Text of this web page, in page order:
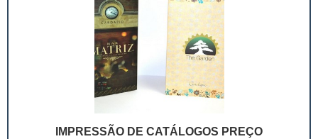
etiquetas adesivas será feito com maquinários
modernos, onde você poderá adquiri-las em rolos por
metragem para facilitar o manuseio, seja para a
organização de lojas, seja para produção de produtos
que utilizam etiquetas em suas embalagens.
IMPRESSÃO DE CATÁLOGOS PREÇO